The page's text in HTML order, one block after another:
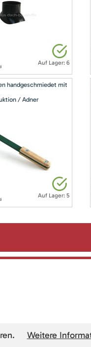
Auf Lager: 6
handgeschmiedet mit
/ Adner
Auf Lager: 5
Weitere